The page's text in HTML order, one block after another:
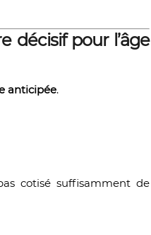
décisif pour l’âge
anticipée.
cotisé suffisamment de